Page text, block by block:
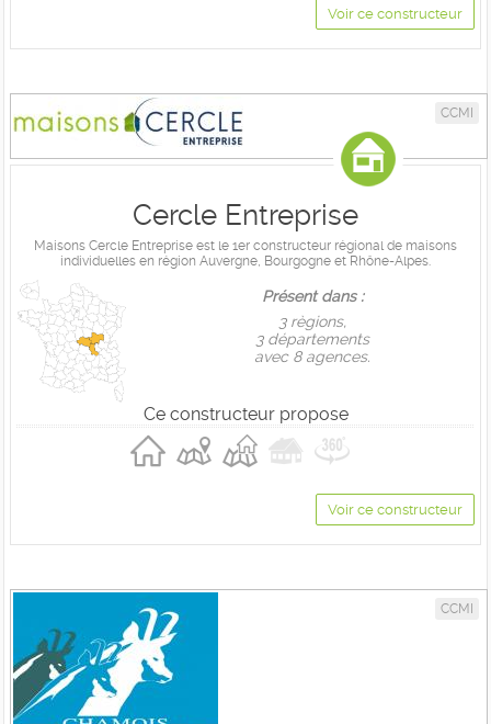
Voir ce constructeur
CCMI
Cercle Entreprise
Maisons Cercle Entreprise est le 1er constructeur régional de maisons
individuelles en région Auvergne, Bourgogne et Rhône-Alpes.
Présent dans :
3 règions,
3 départements
avec 8 agences.
Ce constructeur propose
Voir ce constructeur
CCMI